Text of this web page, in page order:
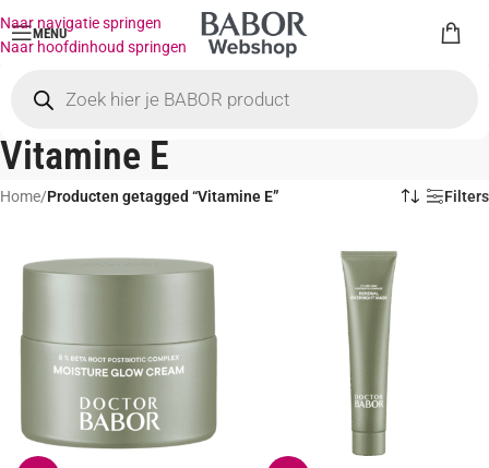
Naar navigatie springen
Naar hoofdinhoud springen
MENU
Vitamine E
Home/Producten getagged “Vitamine E” Filters